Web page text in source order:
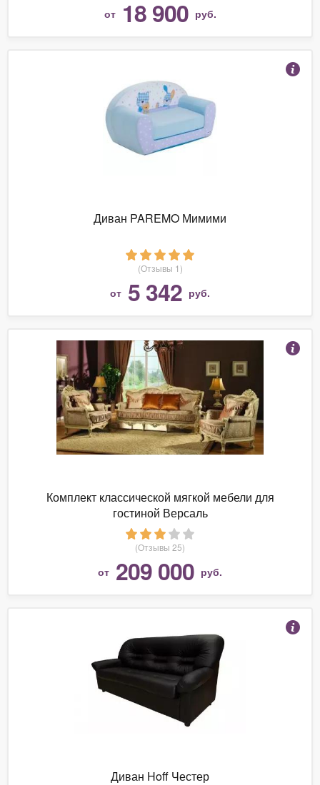
от 18 900 руб.
Диван PAREMO Мимими
(Отзывы 1)
от 5 342 руб.
Комплект классической мягкой мебели для
гостиной Версаль
(Отзывы 25)
от 209 000 руб.
Диван Hoff Честер